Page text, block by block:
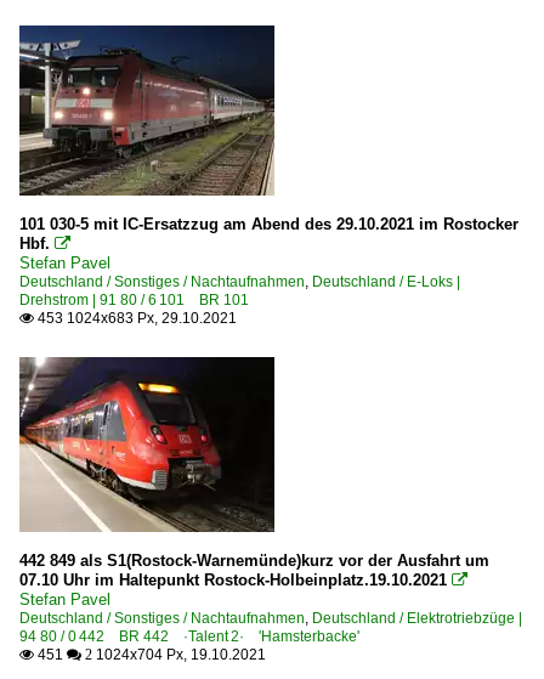
101 030-5 mit IC-Ersatzzug am Abend des 29.10.2021 im Rostocker
Hbf. 
Stefan Pavel
Deutschland / Sonstiges / Nachtaufnahmen, Deutschland / E-Loks |
Drehstrom | 91 80 / 6 101 BR 101
 453 1024x683 Px, 29.10.2021
442 849 als S1(Rostock-Warnemünde)kurz vor der Ausfahrt um
07.10 Uhr im Haltepunkt Rostock-Holbeinplatz.19.10.2021 
Stefan Pavel
Deutschland / Sonstiges / Nachtaufnahmen, Deutschland / Elektrotriebzüge |
94 80 / 0 442 BR 442 ·Talent 2· 'Hamsterbacke'
 451  2 1024x704 Px, 19.10.2021